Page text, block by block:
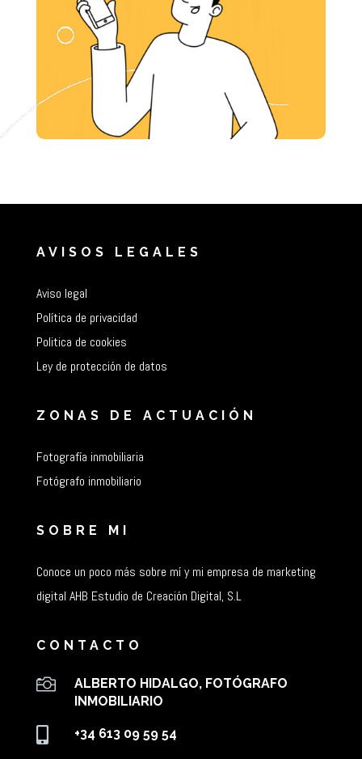
AVISOS LEGALES
Aviso legal
Política de privacidad
Politica de cookies
Ley de protección de datos
ZONAS DE ACTUACIÓN
Fotografía inmobiliaria
Fotógrafo inmobiliario
SOBRE MI
Conoce un poco más sobre mí y mi empresa de marketing
digital AHB Estudio de Creación Digital, S.L
CONTACTO

ALBERTO HIDALGO, FOTÓGRAFO
INMOBILIARIO
 +34 613 09 59 54